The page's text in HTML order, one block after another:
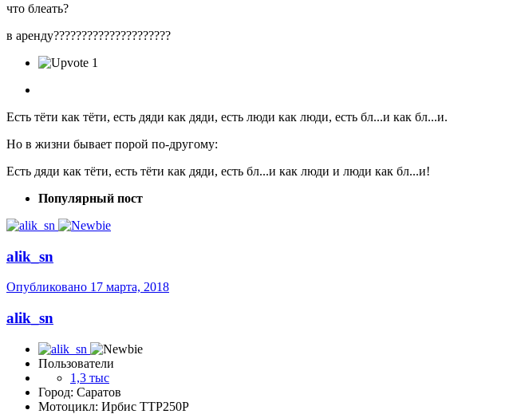
что блеать?
в аренду?????????????????????
1
Есть тёти как тёти, есть дяди как дяди, есть люди как люди, есть бл...и как бл...и.
Но в жизни бывает порой по-другому:
Есть дяди как тёти, есть тёти как дяди, есть бл...и как люди и люди как бл...и!
Популярный пост
alik_sn
Опубликовано 17 марта, 2018
alik_sn
Пользователи
1,3 тыс
Город: Саратов
Мотоцикл: Ирбис ТТР250Р